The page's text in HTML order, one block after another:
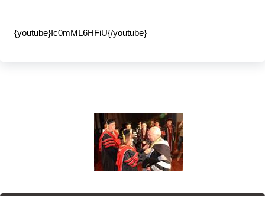
{youtube}Ic0mML6HFiU{/youtube}